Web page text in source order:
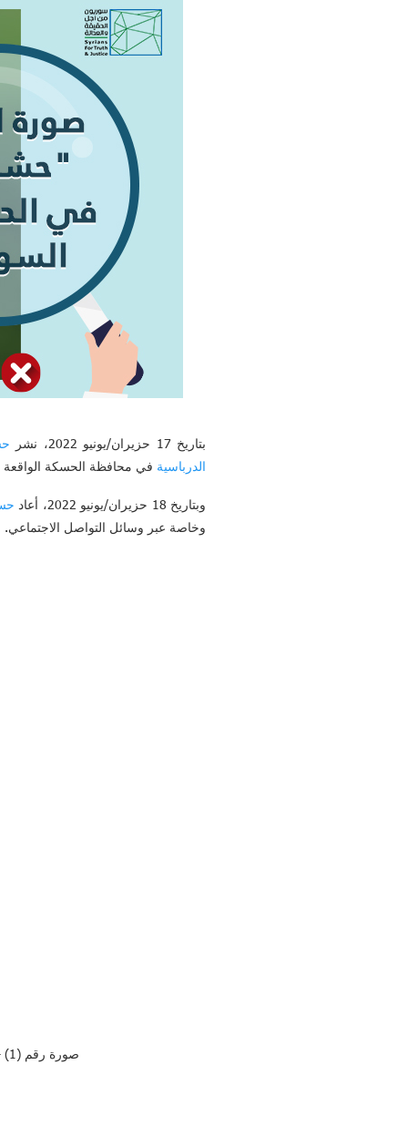
بتاريخ 17 حزيران/يونيو 2022، نشر
الدرباسية في محافظة الحسكة الواقعة
وبتاريخ 18 حزيران/يونيو 2022، أعاد
وخاصة عبر وسائل التواصل الاجتماعي.
صورة رقم (1) – صورة مأخوذة للمنشور من حساب “khalidjuddah” على توتير بتاريخ 17 حزيران/يونيو 2022.